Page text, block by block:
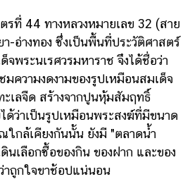
44 ทางหลวงหมายเลข 32 (สาย
-อ่างทอง ซึ่งเป็นพื้นที่ประวัติศาสตร์
จพระนเรศวรมหาราช จึงได้ชื่อว่า
ความงดงามของรูปเหมือนสมเด็จ
เลจืด สร้างจากปูนหุ้มสัมฤทธิ์
ด้ว่าเป็นรูปเหมือนพระสงฆ์ที่มีขนาด
กล้เคียงกันนั้น ยังมี "ตลาดน้ำ
เลือกซื้อของกิน ของฝาก และของ
าถูกใจขาช้อปแน่นอน